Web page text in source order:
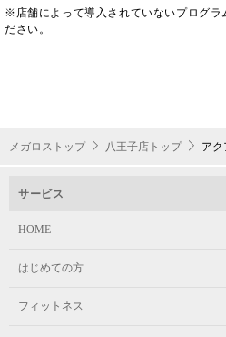
※店舗によって導入されていないプログラ
ださい。
メガロストップ 八王子店トップ アク
サービス
HOME
はじめての方
フィットネス